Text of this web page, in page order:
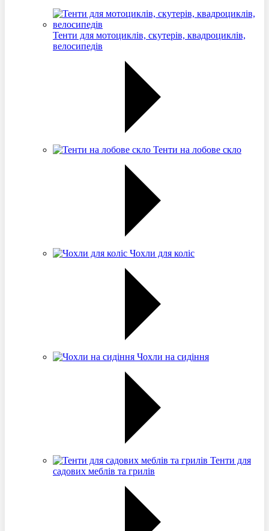
Тенти для мотоциклів, скутерів, квадроциклів,
велосипедів
Тенти на лобове скло
Чохли для коліс
Чохли на сидіння
Тенти для
садових меблів та грилів